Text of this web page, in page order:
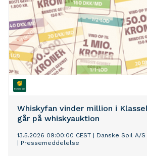
Whiskyfan vinder million i
går på whiskyauktion
13.5.2026 09:00:00 CEST
Danske Spil A/S
Pressemeddelelse